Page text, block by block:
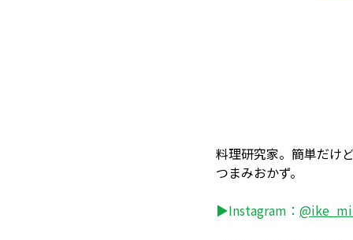
料理研究家。簡単だけ
つまみおかず。
▶Instagram：